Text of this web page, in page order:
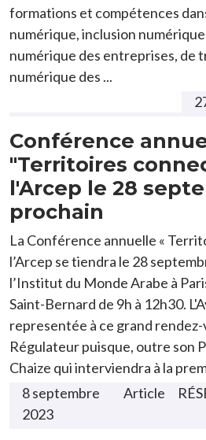
formations et compétences
numérique, inclusion
numérique des entreprises, de
numérique des ...
Conférence
"Territoires
l'Arcep le 28
prochain
La Conférence annuelle «
l’Arcep se tiendra le 28
l’Institut du Monde Arabe à
Saint-Bernard de 9h à 12h30.
representée à ce grand rendez-
Régulateur puisque, outre son
Chaize qui interviendra à la
fermeture du cuivre, seront
8 septembre
2023
Article